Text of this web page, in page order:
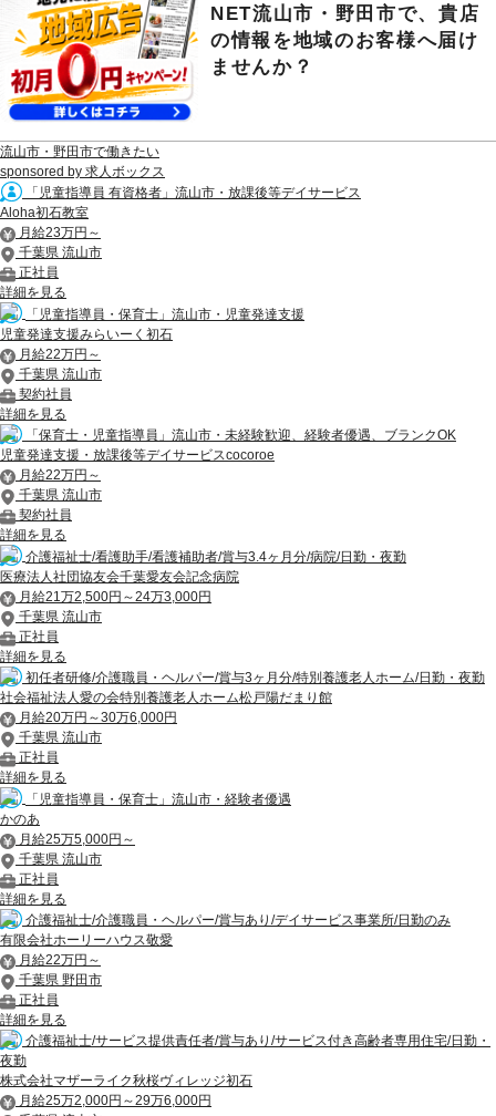
NET流山市・野田市で、貴店
の情報を地域のお客様へ届け
ませんか？
流山市・野田市で働きたい
sponsored by 求人ボックス
「児童指導員 有資格者」流山市・放課後等デイサービス
Aloha初石教室
月給23万円～
千葉県 流山市
正社員
詳細を見る
「児童指導員・保育士」流山市・児童発達支援
児童発達支援みらいーく初石
月給22万円～
千葉県 流山市
契約社員
詳細を見る
「保育士・児童指導員」流山市・未経験歓迎、経験者優遇、ブランクOK
児童発達支援・放課後等デイサービスcocoroe
月給22万円～
千葉県 流山市
契約社員
詳細を見る
介護福祉士/看護助手/看護補助者/賞与3.4ヶ月分/病院/日勤・夜勤
医療法人社団協友会千葉愛友会記念病院
月給21万2,500円～24万3,000円
千葉県 流山市
正社員
詳細を見る
初任者研修/介護職員・ヘルパー/賞与3ヶ月分/特別養護老人ホーム/日勤・夜勤
社会福祉法人愛の会特別養護老人ホーム松戸陽だまり館
月給20万円～30万6,000円
千葉県 流山市
正社員
詳細を見る
「児童指導員・保育士」流山市・経験者優遇
かのあ
月給25万5,000円～
千葉県 流山市
正社員
詳細を見る
介護福祉士/介護職員・ヘルパー/賞与あり/デイサービス事業所/日勤のみ
有限会社ホーリーハウス敬愛
月給22万円～
千葉県 野田市
正社員
詳細を見る
介護福祉士/サービス提供責任者/賞与あり/サービス付き高齢者専用住宅/日勤・
夜勤
株式会社マザーライク秋桜ヴィレッジ初石
月給25万2,000円～29万6,000円